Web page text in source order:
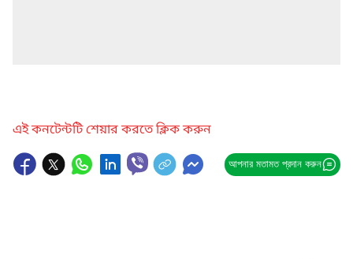
এই কনটেন্টটি শেয়ার করতে ক্লিক করুন
আপনার মতামত প্রদান করুন